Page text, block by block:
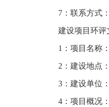
7：联系方式
建设项目环评
1：项目名称
2：建设地点
3：建设单位
4：项目概况